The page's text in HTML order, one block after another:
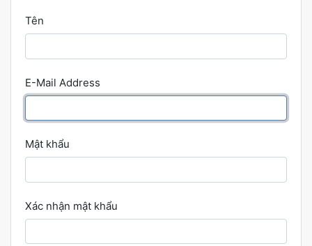
Tên
E-Mail Address
Mật khẩu
Xác nhận mật khẩu